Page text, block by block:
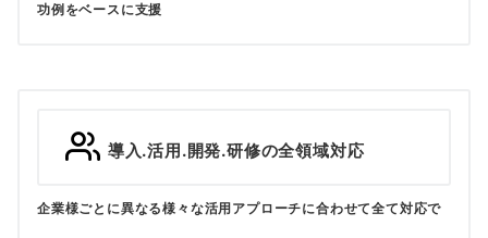
功例をベースに支援
導入.活用.開発.研修の全領域対応
企業様ごとに異なる様々な活用アプローチに合わせて全て対応で